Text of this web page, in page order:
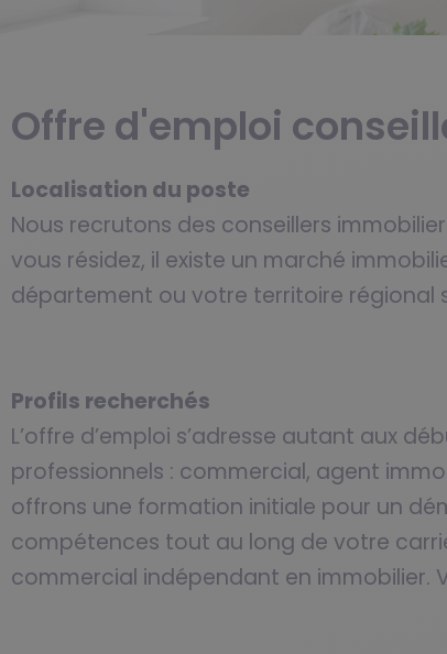
Offre d'emploi
Localisation du poste
Nous recrutons des conseillers
vous résidez, il existe un marché
département ou votre territoire régional
Profils recherchés
L’offre d’emploi s’adresse autant aux
professionnels : commercial, agent
offrons une formation initiale pour un
compétences tout au long de votre
commercial indépendant en immobilier.